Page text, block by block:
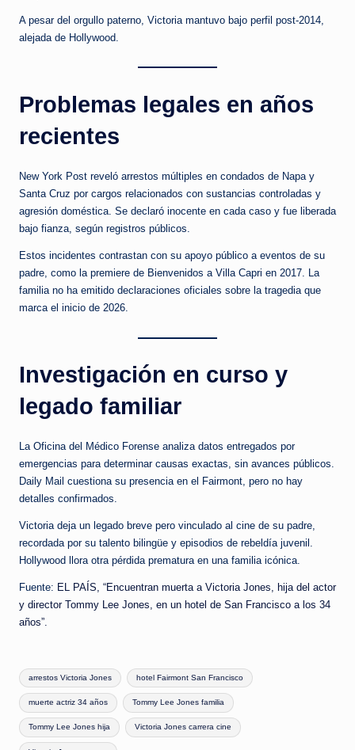
A pesar del orgullo paterno, Victoria mantuvo bajo perfil post-2014,
alejada de Hollywood.
Problemas legales en años
recientes
New York Post reveló arrestos múltiples en condados de Napa y
Santa Cruz por cargos relacionados con sustancias controladas y
agresión doméstica. Se declaró inocente en cada caso y fue liberada
bajo fianza, según registros públicos.
Estos incidentes contrastan con su apoyo público a eventos de su
padre, como la premiere de Bienvenidos a Villa Capri en 2017. La
familia no ha emitido declaraciones oficiales sobre la tragedia que
marca el inicio de 2026.
Investigación en curso y
legado familiar
La Oficina del Médico Forense analiza datos entregados por
emergencias para determinar causas exactas, sin avances públicos.
Daily Mail cuestiona su presencia en el Fairmont, pero no hay
detalles confirmados.
Victoria deja un legado breve pero vinculado al cine de su padre,
recordada por su talento bilingüe y episodios de rebeldía juvenil.
Hollywood llora otra pérdida prematura en una familia icónica.
​Fuente: EL PAÍS, “Encuentran muerta a Victoria Jones, hija del actor
y director Tommy Lee Jones, en un hotel de San Francisco a los 34
años”.
Tags:
arrestos Victoria Jones hotel Fairmont San Francisco
muerte actriz 34 años Tommy Lee Jones familia
Tommy Lee Jones hija Victoria Jones carrera cine